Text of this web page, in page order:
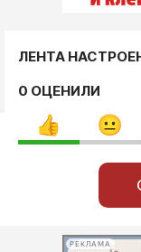
ЛЕНТА
0 ОЦЕНИЛИ
РЕКЛАМА